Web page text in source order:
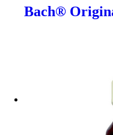
Bach®